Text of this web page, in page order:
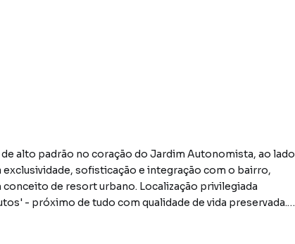
alto padrão no coração do Jardim Autonomista, ao lado
sofisticação e integração com o bairro,
de resort urbano. Localização privilegiada
- próximo de tudo com qualidade de vida preservada.
de lazer (piscina adulto e infantil, rooftop com Sky